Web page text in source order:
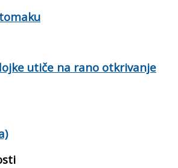
utiče na rano otkrivanje